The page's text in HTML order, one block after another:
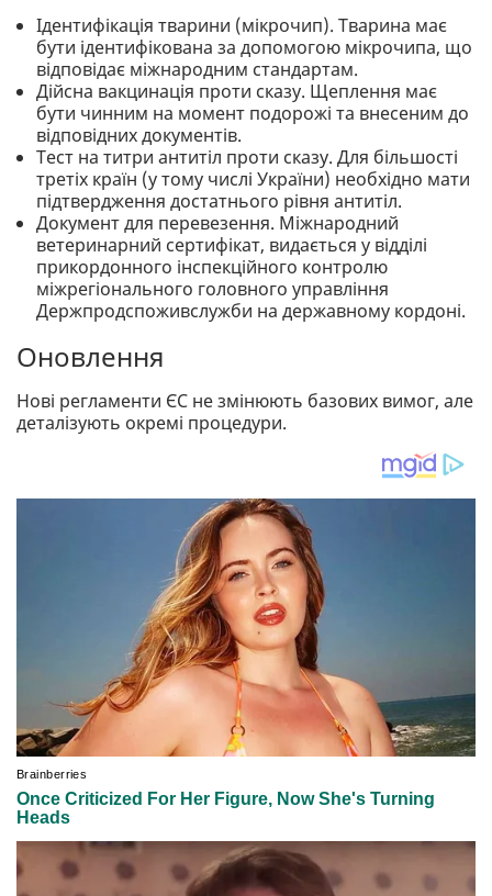
Ідентифікація тварини (мікрочип). Тварина має
бути ідентифікована за допомогою мікрочипа, що
відповідає міжнародним стандартам.
Дійсна вакцинація проти сказу. Щеплення має
бути чинним на момент подорожі та внесеним до
відповідних документів.
Тест на титри антитіл проти сказу. Для більшості
третіх країн (у тому числі України) необхідно мати
підтвердження достатнього рівня антитіл.
Документ для перевезення. Міжнародний
ветеринарний сертифікат, видається у відділі
прикордонного інспекційного контролю
міжрегіонального головного управління
Держпродспоживслужби на державному кордоні.
Оновлення
Нові регламенти ЄС не змінюють базових вимог, але
деталізують окремі процедури.